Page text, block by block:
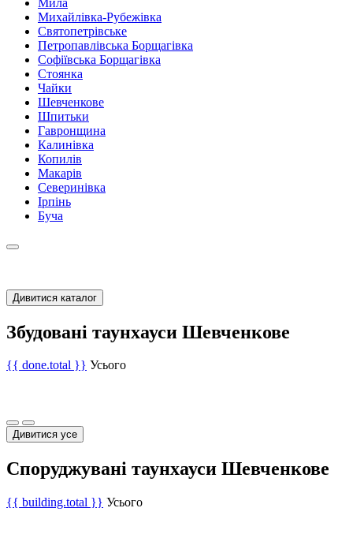
Михайлівка-Рубежівка
Святопетрівське
Петропавлівська Борщагівка
Софіївська Борщагівка
Стоянка
Чайки
Шевченкове
Шпитьки
Гавронщина
Калинівка
Копилів
Макарів
Северинівка
Ірпінь
Буча
Дивитися каталог
Збудовані таунхауси Шевченкове
{{ done.total }} Усього
Дивитися усе
Споруджувані таунхауси Шевченкове
{{ building.total }} Усього